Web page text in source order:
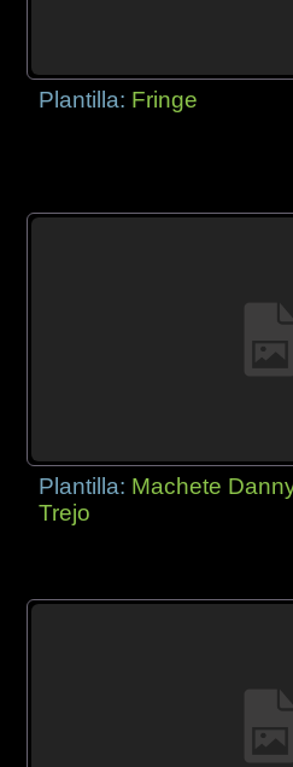
Plantilla: Fringe
Plantilla: Machete
Trejo